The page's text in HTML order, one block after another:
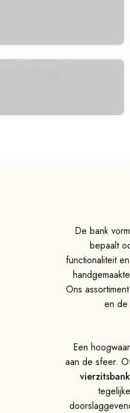
De bank
bepaalt
functionaliteit
Ons
en de
Een
aan de sfeer.
vierzitsbank